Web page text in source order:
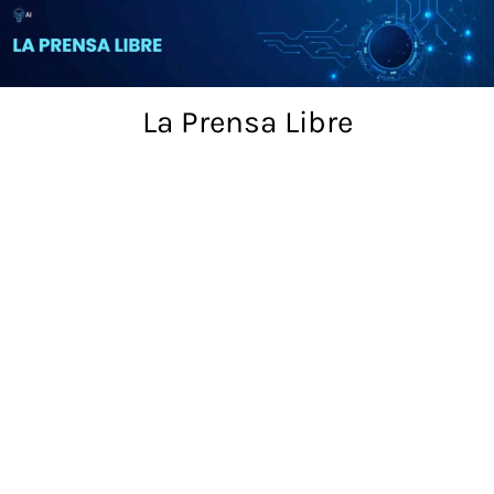
Skip
to
La Prensa Libre